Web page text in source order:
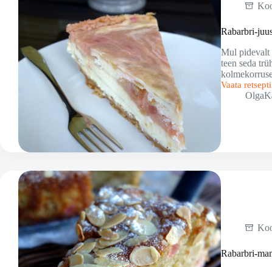
Rabarbri-
Mul pidevalt
teen seda
Vaata
Rabarbri-
juustukook
Rabarbri-